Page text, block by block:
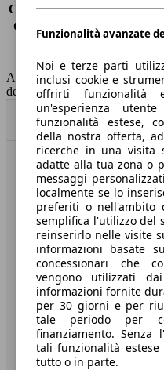
Consumo (extra-urbano) 5.0
Consumo (combinato)*
Capacità del serbatoio
50 l
AutoScout24 non si assume
dei dati.
Benvenuti su
Società
A proposito di
Stampa
Media
Condizioni generali
Informazioni
Funzionalità avanzate
Noi e terze parti
inclusi cookie e
offrirti funzionalità
un'esperienza
funzionalità estese,
della nostra offerta,
ricerche in una visita
adatte alla tua zona o
messaggi
localmente se lo
preferiti o nell'ambito
semplifica l'utilizzo del
reinserirlo nelle visite
informazioni basate
concessionari che
vengono utilizzati
informazioni fornite
per 30 giorni e per
tale periodo per
finanziamento. Senza
tali funzionalità
tutto o in parte.